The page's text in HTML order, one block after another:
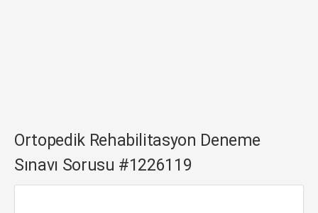
Ortopedik Rehabilitasyon Deneme
Sınavı Sorusu #1226119